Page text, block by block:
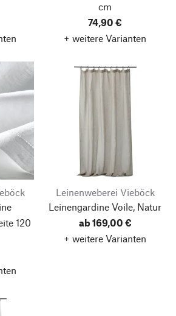
cm
74,90 €
+ weitere Varianten
120
Leinenweberei Vieböck
Leinengardine Voile, Natur
ab 169,00 €
+ weitere Varianten